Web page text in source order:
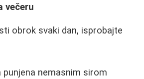
večeru
obrok svaki dan, isprobajte
punjena nemasnim sirom